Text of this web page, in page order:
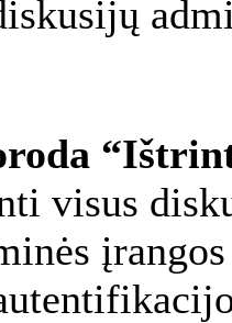
visus